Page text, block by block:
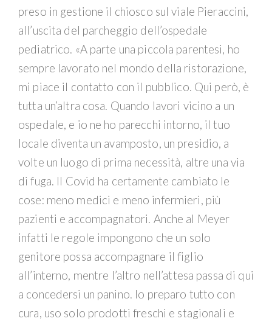
preso in gestione il chiosco sul viale Pieraccini,
all’uscita del parcheggio dell’ospedale
pediatrico. «A parte una piccola parentesi, ho
sempre lavorato nel mondo della ristorazione,
mi piace il contatto con il pubblico. Qui però, è
tutta un’altra cosa. Quando lavori vicino a un
ospedale, e io ne ho parecchi intorno, il tuo
locale diventa un avamposto, un presidio, a
volte un luogo di prima necessità, altre una via
di fuga. Il Covid ha certamente cambiato le
cose: meno medici e meno infermieri, più
pazienti e accompagnatori. Anche al Meyer
infatti le regole impongono che un solo
genitore possa accompagnare il figlio
all’interno, mentre l’altro nell’attesa passa di qui
a concedersi un panino. Io preparo tutto con
cura, uso solo prodotti freschi e stagionali e